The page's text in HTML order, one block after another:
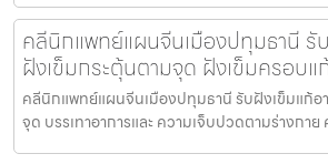
คลีนิกแพทย์แผนจีนเมืองปทุมธานี รั
ฝังเข็มกระตุ้นตามจุด ฝังเข็มครอบแ
คลีนิกแพทย์แผนจีนเมืองปทุมธานี รับฝังเข็มแก้อ
จุด บรรเทาอาการและ ความเจ็บปวดตามร่างกา